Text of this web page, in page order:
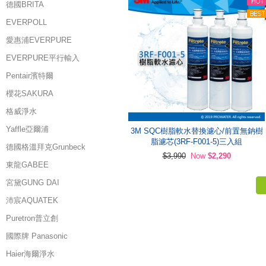
德國BRITA
EVERPOLL
愛惠浦EVERPURE
EVERPURE平行輸入
Pentair濱特爾
櫻花SAKURA
格威淨水
Yaffle亞爾浦
德國格溫拜克Grunbeck
東龍GABEE
宮黛GUNG DAI
沛宸AQUATEK
Puretron普立創
國際牌 Panasonic
Haier海爾淨水
3M SQC樹脂軟水替換濾心/前置無鈉樹
脂濾芯(3RF-F001-5)三入組
$3,990
Now $2,290